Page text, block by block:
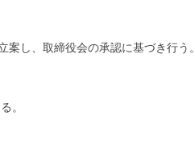
し、取締役会の承認に基づき行う。
。